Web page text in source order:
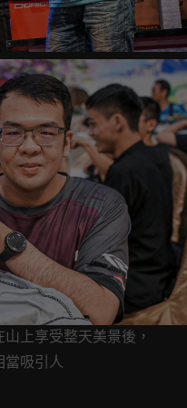
上享受整天美景後，
吸引人